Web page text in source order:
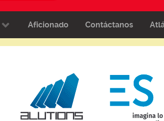
Aficionado Contáctanos